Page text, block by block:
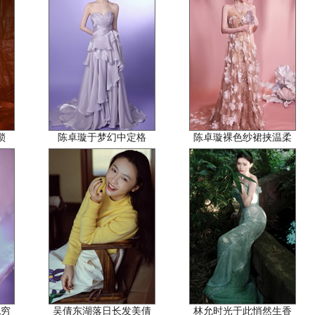
陈卓璇于梦幻中定格 陈卓璇裸色纱裙挟温柔
吴倩东湖落日长发美倩 林允时光于此悄然生香